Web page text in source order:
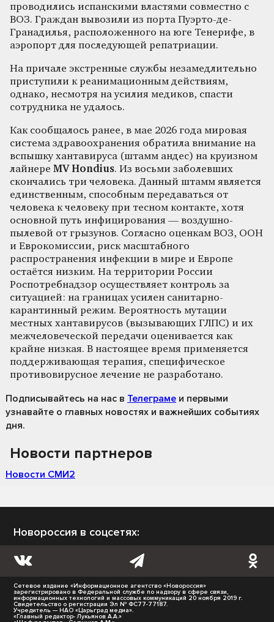
проводились испанскими властями совместно с
ВОЗ. Граждан вывозили из порта Пуэрто-де-
Гранадилья, расположенного на юге Тенерифе, в
аэропорт для последующей репатриации.
На причале экстренные службы незамедлительно
приступили к реанимационным действиям,
однако, несмотря на усилия медиков, спасти
сотрудника не удалось.
Как сообщалось ранее, в мае 2026 года мировая
система здравоохранения обратила внимание на
вспышку хантавируса (штамм андес) на круизном
лайнере MV Hondius. Из восьми заболевших
скончались три человека. Данный штамм является
единственным, способным передаваться от
человека к человеку при тесном контакте, хотя
основной путь инфицирования — воздушно-
пылевой от грызунов. Согласно оценкам ВОЗ, ООН
и Еврокомиссии, риск масштабного
распространения инфекции в мире и Европе
остаётся низким. На территории России
Роспотребнадзор осуществляет контроль за
ситуацией: на границах усилен санитарно-
карантинный режим. Вероятность мутации
местных хантавирусов (вызывающих ГЛПС) и их
межчеловеческой передачи оценивается как
крайне низкая. В настоящее время применяется
поддерживающая терапия, специфическое
противовирусное лечение не разработано.
Подписывайтесь на нас в Телеграме и первыми
узнавайте о главных новостях и важнейших событиях
дня.
Новости партнеров
Новости СМИ2
Новороссия в соцсетях:
Сетевое издание «Информационное агентство «Новороссия»
зарегистрировано в Федеральной службе по надзору в сфере связи,
информационных технологий и массовых коммуникаций 20 ноября 2019 г.
Свидетельство о регистрации Эл № ФС77-77187.
Учредитель — НАО «Царьград медиа».
«Главный редактор- Лукьянов А.А.»